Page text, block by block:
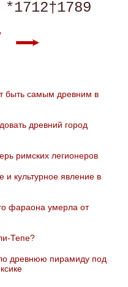
быть самым древним в
древний город
римских легионеров
и культурное явление в
фараона умерла от
Тепе?
древнюю пирамиду под